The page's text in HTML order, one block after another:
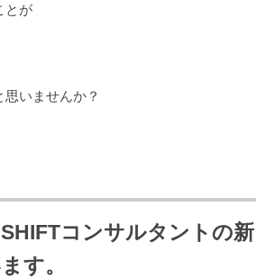
とが
いませんか？
コンサルタントの新
す。